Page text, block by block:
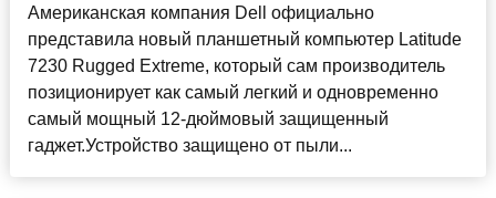
Американская компания Dell официально
представила новый планшетный компьютер Latitude
7230 Rugged Extreme, который сам производитель
позиционирует как самый легкий и одновременно
самый мощный 12-дюймовый защищенный
гаджет.Устройство защищено от пыли...